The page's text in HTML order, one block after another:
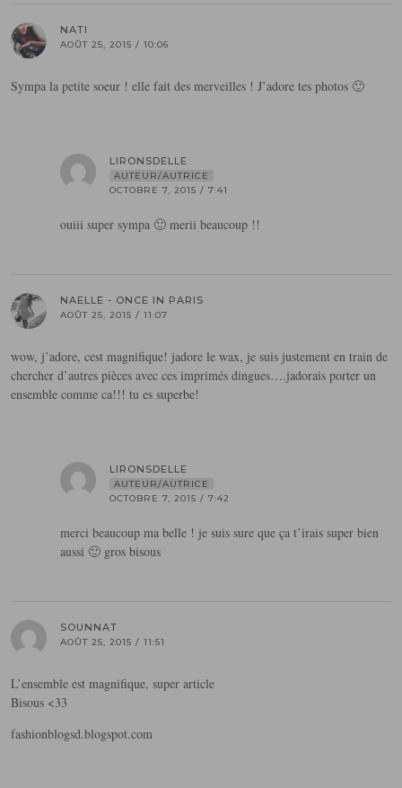
NATI
AOÛT 25, 2015 / 10:06
Sympa la petite soeur ! elle fait des merveilles ! J’adore tes photos 🙂
LIRONSDELLE
AUTEUR/AUTRICE
OCTOBRE 7, 2015 / 7:41
ouiii super sympa 🙂 merii beaucoup !!
NAELLE - ONCE IN PARIS
AOÛT 25, 2015 / 11:07
wow, j’adore, cest magnifique! jadore le wax, je suis justement en train de
chercher d’autres pièces avec ces imprimés dingues….jadorais porter un
ensemble comme ca!!! tu es superbe!
LIRONSDELLE
AUTEUR/AUTRICE
OCTOBRE 7, 2015 / 7:42
merci beaucoup ma belle ! je suis sure que ça t’irais super bien
aussi 🙂 gros bisous
SOUNNAT
AOÛT 25, 2015 / 11:51
L’ensemble est magnifique, super article
Bisous <33
fashionblogsd.blogspot.com